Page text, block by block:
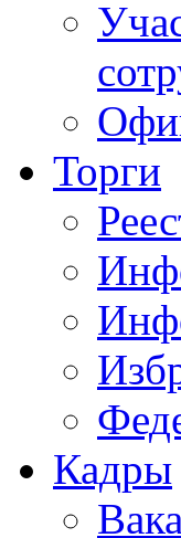
Торги
Кадры